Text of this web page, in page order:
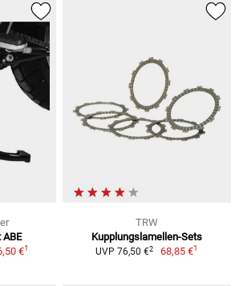
€1
TRW
Kupplungslamellen-Sets
UVP 76,50 €2 68,85 €1